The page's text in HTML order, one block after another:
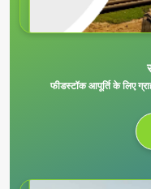
फीडस्टॉक आपूर्ति के लिए